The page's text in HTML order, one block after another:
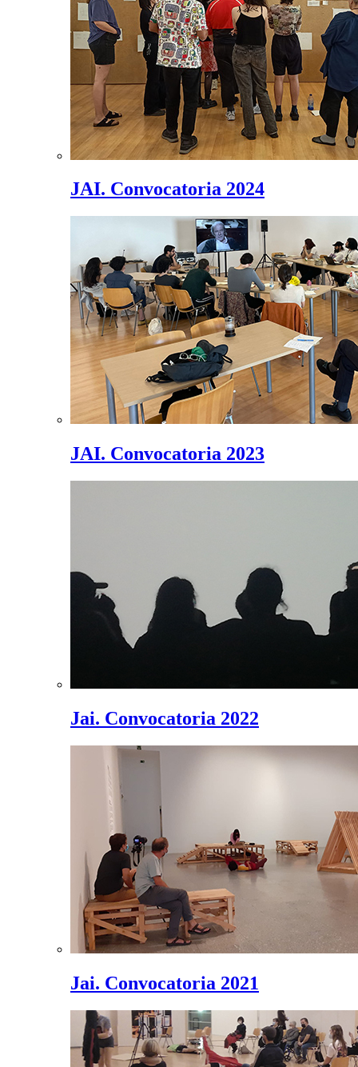
JAI. Convocatoria 2024
JAI. Convocatoria 2023
Jai. Convocatoria 2022
Jai. Convocatoria 2021